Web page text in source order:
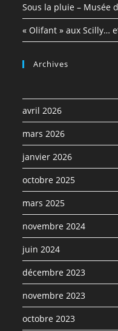
Sous la pluie – Musée
« Olifant » aux Scilly…
Archives
avril 2026
mars 2026
janvier 2026
octobre 2025
mars 2025
novembre 2024
juin 2024
décembre 2023
novembre 2023
octobre 2023